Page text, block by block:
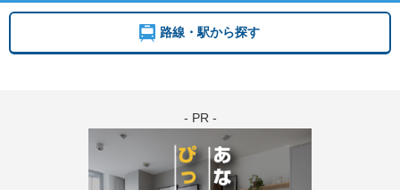
路線・駅から探す
- PR -